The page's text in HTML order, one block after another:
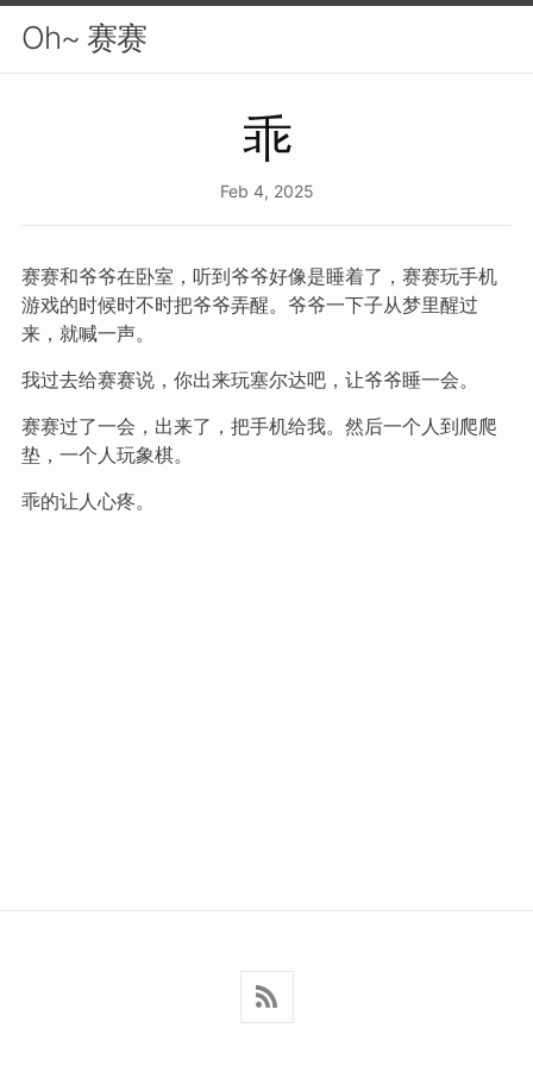
Oh~ 赛赛
乖
Feb 4, 2025
赛赛和爷爷在卧室，听到爷爷好像是睡着了，赛赛玩手机
游戏的时候时不时把爷爷弄醒。爷爷一下子从梦里醒过
来，就喊一声。
我过去给赛赛说，你出来玩塞尔达吧，让爷爷睡一会。
赛赛过了一会，出来了，把手机给我。然后一个人到爬爬
垫，一个人玩象棋。
乖的让人心疼。